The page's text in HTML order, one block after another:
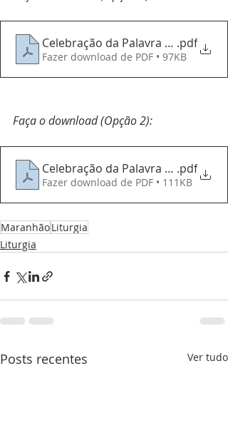
Celebração da Palavra 25072021
.pdf
Fazer download de PDF • 97KB
Faça o download (Opção 2):
Celebração da Palavra 25072021
.pdf
Fazer download de PDF • 111KB
MaranhãoLiturgia
Liturgia
Posts recentes Ver tudo